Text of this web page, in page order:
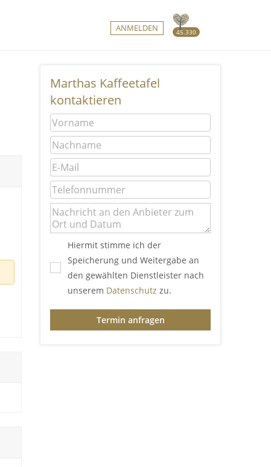
45.330
ANMELDEN
Marthas Kaffeetafel
kontaktieren
Hiermit stimme ich der
Speicherung und Weitergabe an
den gewählten Dienstleister nach
unserem Datenschutz zu.
Termin anfragen